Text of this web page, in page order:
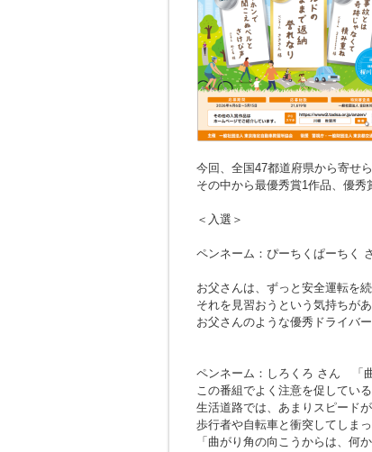
今回、全国47都道府県から寄せ
その中から最優秀賞1作品、優秀
＜入選＞
ペンネーム：ぴーちくぱーちく
お父さんは、ずっと安全運転を
それを見習おうという気持ちが
お父さんのような優秀ドライバ
ペンネーム：しろくろ さん
この番組でよく注意を促している
生活道路では、あまりスピード
歩行者や自転車と衝突してしま
「曲がり角の向こうからは、何